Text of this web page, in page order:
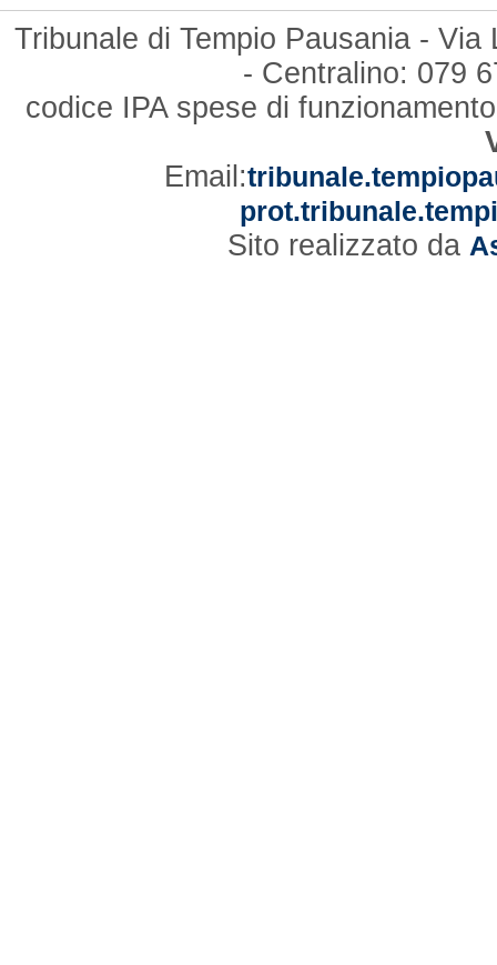
Tribunale di Tempio Pausania -
- Centralino: 079
codice IPA spese di
Email:
Sito realizzato da